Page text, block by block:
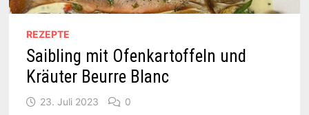
REZEPTE
Saibling mit Ofenkartoffeln und
Kräuter Beurre Blanc
23. Juli 2023 0